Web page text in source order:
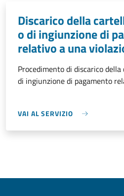
Discarico della
o di ingiunzione di
relativo a una
Procedimento di discarico
di ingiunzione di pagamento
VAI AL SERVIZIO